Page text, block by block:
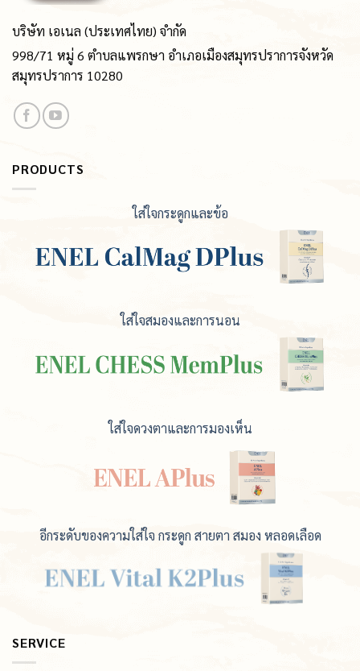
บริษัท เอเนล (ประเทศไทย) จำกัด
998/71 หมู่ 6 ตำบลแพรกษา อำเภอเมืองสมุทรปราการจังหวัด
สมุทรปราการ 10280
PRODUCTS
ใส่ใจกระดูกและข้อ
ใส่ใจสมองและการนอน
ใส่ใจดวงตาและการมองเห็น
อีกระดับของความใส่ใจ กระดูก สายตา สมอง หลอดเลือด
SERVICE